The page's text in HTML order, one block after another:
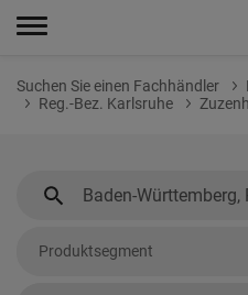
Suchen Sie einen Fachhändler
Reg.-Bez. Karlsruhe
Produktsegment